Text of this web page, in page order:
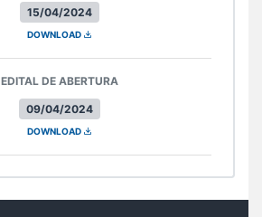
15/04/2024
DOWNLOAD
09/04/2024
EDITAL DE ABERTURA
DOWNLOAD